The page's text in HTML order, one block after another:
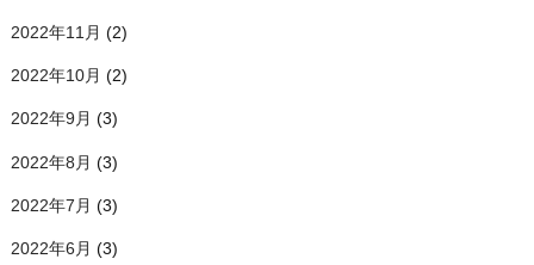
2022年11月 (2)
2022年10月 (2)
2022年9月 (3)
2022年8月 (3)
2022年7月 (3)
2022年6月 (3)